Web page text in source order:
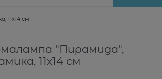
11х14 см
"Пирамида",
11х14 см